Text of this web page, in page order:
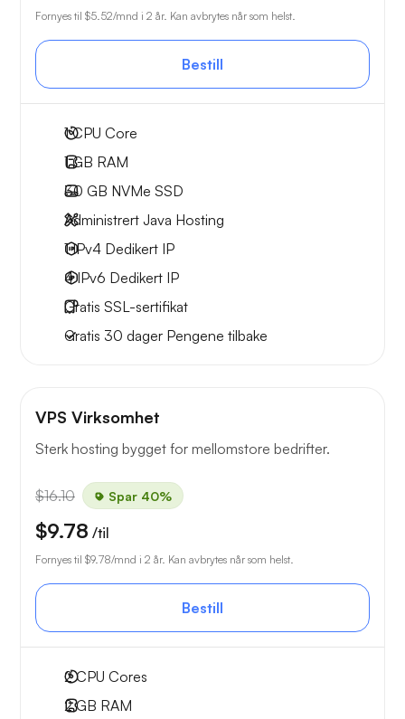
Fornyes til $5.52/mnd i 2 år. Kan avbrytes når som helst.
Bestill
1CPU Core
1 GB RAM
30 GB NVMe SSD
Administrert Java Hosting
1 IPv4 Dedikert IP
4 IPv6 Dedikert IP
Gratis SSL-sertifikat
Gratis 30 dager Pengene tilbake
VPS Virksomhet
Sterk hosting bygget for mellomstore bedrifter.
$16.10 Spar 40%
$9.78 /til
Fornyes til $9.78/mnd i 2 år. Kan avbrytes når som helst.
Bestill
2CPU Cores
2 GB RAM